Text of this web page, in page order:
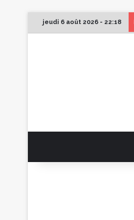
jeudi 6 août 2026 - 22:18